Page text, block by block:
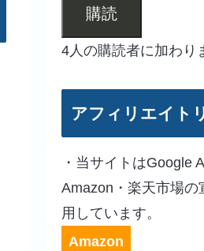
購読
4人の購読者に加わり
アフィリエイト
・当サイトはGoogle
Amazon・楽天市場の
用しています。
Amazon